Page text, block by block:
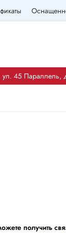
ул. 45 Параллель,
получить